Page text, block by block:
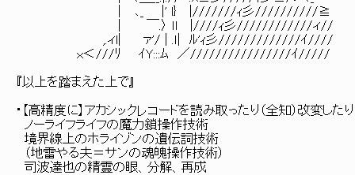
｜ ､_ |' l} |///////ｨ彡//////////≧
| ￣.〉 ｌl |////ｨ彡////////////ィ//
,.ィl| ァ'/ | .ｌ| ﾙ'ｨ彡/////////////ｲ////
ｘ＜///ﾘ ｲY:::ﾑ ／////////////////ｲ/////
『以上を踏まえた上で』
・【高精度に】アカシックレコードを読み取ったり（全知）改変した
ノーライフライフの魔力鎖操作技術
境界線上のホライゾンの遺伝詞技術
（地雷やる夫＝サンの魂魄操作技術）
司波達也の精霊の眼、分解、再成